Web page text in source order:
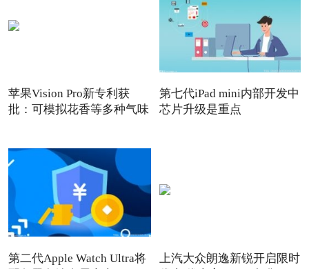
苹果Vision Pro新专利获
批：可模拟花香等多种气味
第七代iPad mini内部开发中
芯片升级是重点
第二代Apple Watch Ultra将
上汽大众朗逸新锐开启限时